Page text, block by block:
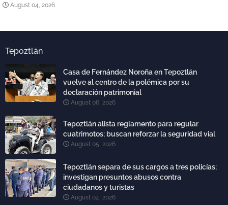
August 04, 2026
Tepoztlán
Casa de Fernández Noroña en Tepoztlán
vuelve al centro de la polémica por su
declaración patrimonial
August 06, 2026
Tepoztlán alista reglamento para regular
cuatrimotos; buscan reforzar la seguridad vial
August 05, 2026
Tepoztlán separa de sus cargos a tres policías;
investigan presuntos abusos contra
ciudadanos y turistas
August 04, 2026